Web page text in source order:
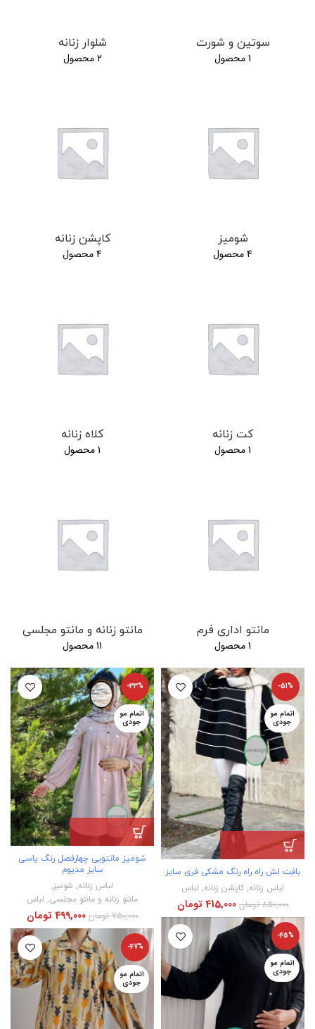
سوتین و شورت
1 محصول
شلوار زنانه
2 محصول
شومیز
4 محصول
کاپشن زنانه
4 محصول
کت زنانه
1 محصول
کلاه زنانه
1 محصول
مانتو اداری فرم
1 محصول
مانتو زنانه و مانتو مجلسی
11 محصول
-51%
اتمام مو
جودی
بافت لش راه راه رنگ مشکی فری سایز
لباس زنانه, کاپشن زنانه, لباس
850,000 تومان 415,000 تومان
-33%
اتمام مو
جودی
شومیز مانتویی چهارفصل رنگ یاسی
سایز مدیوم
لباس زنانه, شومیز,
مانتو زنانه و مانتو مجلسی, لباس
750,000 تومان 499,000 تومان
-45%
اتمام مو
جودی
-47%
اتمام مو
جودی